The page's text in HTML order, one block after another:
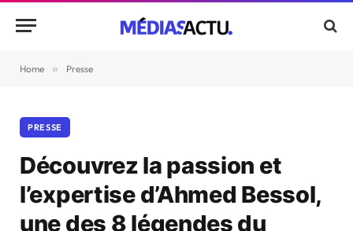
Home » Presse
PRESSE
Découvrez la passion et
l’expertise d’Ahmed Bessol,
une des 8 légendes du